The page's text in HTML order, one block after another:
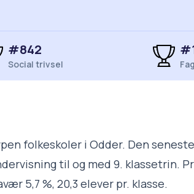
#842
Social trivsel
folkeskoler i Odder. Den seneste
til og med 9. klassetrin.
5,7 %, 20,3 elever pr. klasse.